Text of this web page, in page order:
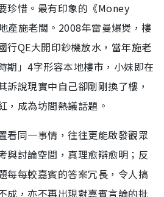
珍惜。最有印象的《Money
產施老闆。2008年雷曼爆煲，樓
行QE大開印鈔機放水，當年施老
期」4字形容本地樓市，小妹即在
訴說現實中自己卻剛剛換了樓，
，成為坊間熱議話題。
看同一事情，往往更能啟發觀眾
與討論空間，真理愈辯愈明；反
每每較嘉賓的答案冗長，令人搞
成，亦不再出現對嘉賓言論的批